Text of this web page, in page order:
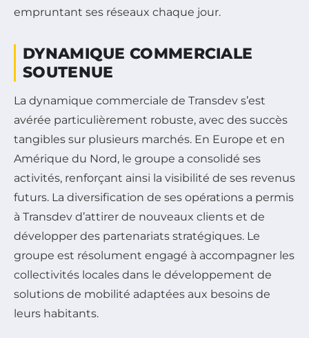
empruntant ses réseaux chaque jour.
DYNAMIQUE COMMERCIALE
SOUTENUE
La dynamique commerciale de Transdev s’est
avérée particulièrement robuste, avec des succès
tangibles sur plusieurs marchés. En Europe et en
Amérique du Nord, le groupe a consolidé ses
activités, renforçant ainsi la visibilité de ses revenus
futurs. La diversification de ses opérations a permis
à Transdev d’attirer de nouveaux clients et de
développer des partenariats stratégiques. Le
groupe est résolument engagé à accompagner les
collectivités locales dans le développement de
solutions de mobilité adaptées aux besoins de
leurs habitants.